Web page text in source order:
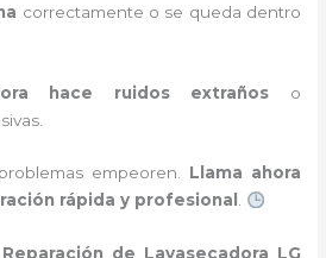
correctamente o se queda dentro
hace ruidos extraños o
empeoren. Llama ahora
rápida y profesional .
de Lavasecadora LG